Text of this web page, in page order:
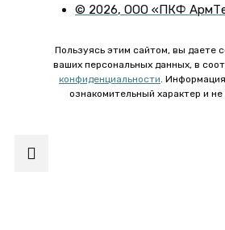
© 2026, ООО «ПКФ
Пользуясь этим сайтом, вы даете
ваших персональных данных, в
конфиденциальности.
ознакомительный характер и